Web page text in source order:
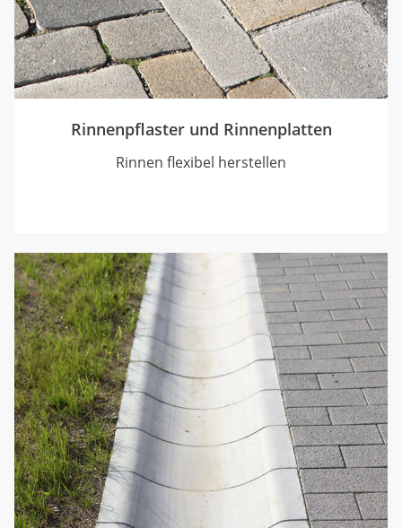
Rinnenpflaster und Rinnenplatten
Rinnen flexibel herstellen